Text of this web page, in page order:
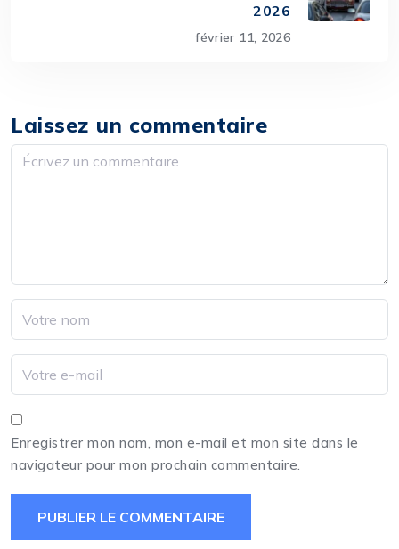
2026
février 11, 2026
Laissez un commentaire
Enregistrer mon nom, mon e-mail et mon site dans le
navigateur pour mon prochain commentaire.